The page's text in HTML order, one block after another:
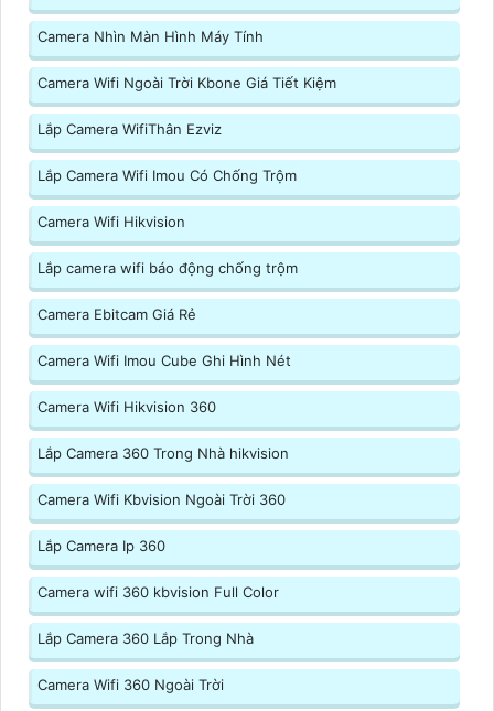
Camera Nhìn Màn Hình Máy Tính
Camera Wifi Ngoài Trời Kbone Giá Tiết Kiệm
Lắp Camera WifiThân Ezviz
Lắp Camera Wifi Imou Có Chống Trộm
Camera Wifi Hikvision
Lắp camera wifi báo động chống trộm
Camera Ebitcam Giá Rẻ
Camera Wifi Imou Cube Ghi Hình Nét
Camera Wifi Hikvision 360
Lắp Camera 360 Trong Nhà hikvision
Camera Wifi Kbvision Ngoài Trời 360
Lắp Camera Ip 360
Camera wifi 360 kbvision Full Color
Lắp Camera 360 Lắp Trong Nhà
Camera Wifi 360 Ngoài Trời